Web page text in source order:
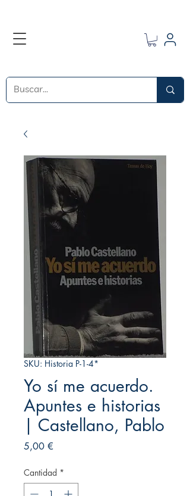
SKU: Historia P-1-4*
Yo sí me acuerdo.
Apuntes e historias
| Castellano, Pablo
5,00 €
Cantidad *